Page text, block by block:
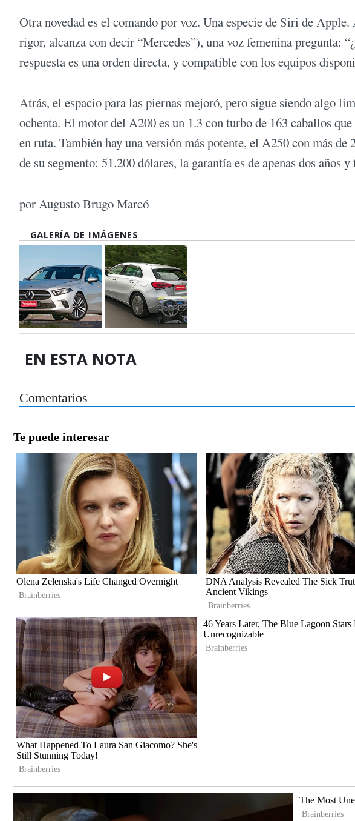
Otra novedad es el comando por voz. Una especie de Siri de
rigor, alcanza con decir “Mercedes”), una voz femenina pregunta:
respuesta es una orden directa, y compatible con los equipos
Atrás, el espacio para las piernas mejoró, pero sigue siendo algo
ochenta. El motor del A200 es un 1.3 con turbo de 163 caballos
en ruta. También hay una versión más potente, el A250 con más
de su segmento: 51.200 dólares, la garantía es de apenas dos años
por Augusto Brugo Marcó
GALERÍA DE IMÁGENES
EN ESTA NOTA
Comentarios